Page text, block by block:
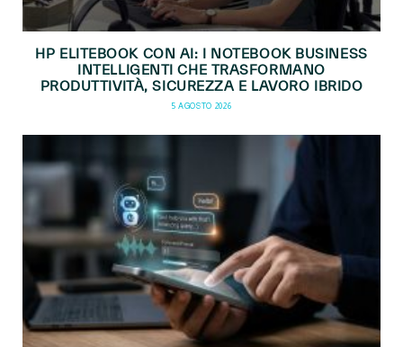
HP ELITEBOOK CON AI: I NOTEBOOK BUSINESS
INTELLIGENTI CHE TRASFORMANO
PRODUTTIVITÀ, SICUREZZA E LAVORO IBRIDO
5 AGOSTO 2026